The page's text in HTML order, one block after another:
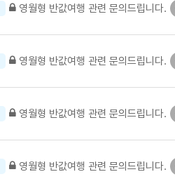
영월형 반값여행 관련 문의드립니다.
영월형 반값여행 관련 문의드립니다.
영월형 반값여행 관련 문의드립니다.
영월형 반값여행 관련 문의드립니다.